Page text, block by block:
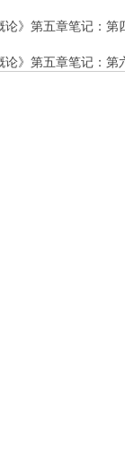
》第五章笔记：第
》第五章笔记：第